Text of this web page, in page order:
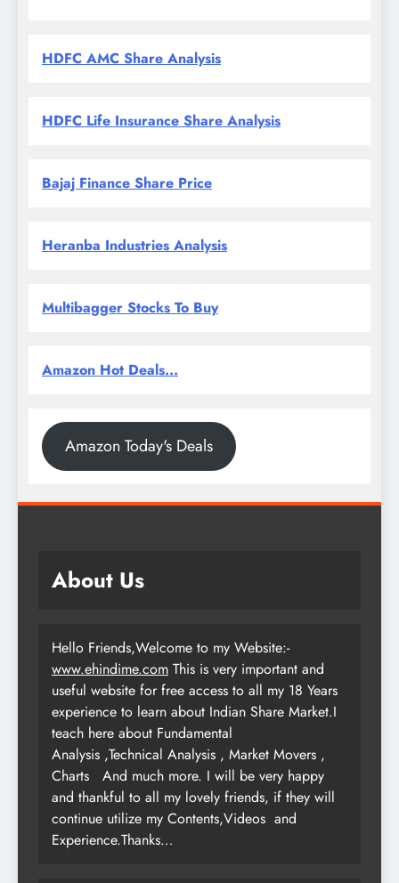
HDFC AMC Share Analysis
HDFC Life Insurance Share Analysis
Bajaj Finance Share Price
Heranba Industries Analysis
Multibagger Stocks To Buy
Amazon Hot Deals...
Amazon Today's Deals
About Us
Hello Friends,Welcome to my Website:-
www.ehindime.com This is very important and
useful website for free access to all my 18 Years
experience to learn about Indian Share Market.I
teach here about Fundamental
Analysis ,Technical Analysis , Market Movers ,
Charts
And much more. I will be very happy
and thankful to all my lovely friends, if they will
continue utilize my Contents,Videos and
Experience.Thanks…